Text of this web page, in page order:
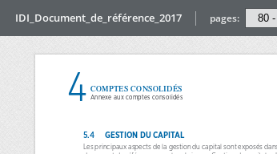
IDI_Document_de_référence_2017 pages: